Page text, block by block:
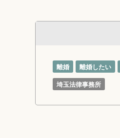
離婚 離婚したい
埼玉法律事務所